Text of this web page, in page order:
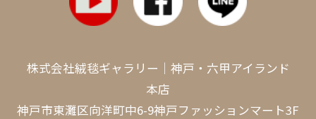
株式会社絨毯ギャラリー｜神戸・六甲アイランド
本店
神戸市東灘区向洋町中6-9神戸ファッションマート3F